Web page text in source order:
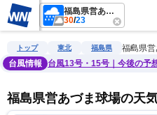
福島県営あづま球場
30/23
雨雲レーダー 台風情報 地震情
トップ 東北 福島県
福島県
台風情報
台風13号・15号｜今後の予
福島県営あづま球場の天